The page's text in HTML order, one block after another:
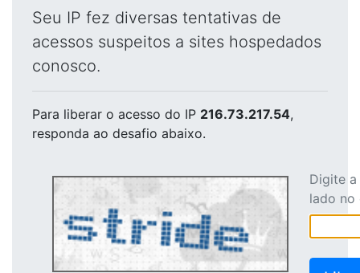
Seu IP fez diversas tentativas de
acessos suspeitos a sites hospedados
conosco.
Para liberar o acesso do IP 216.73.217.54,
responda ao desafio abaixo.
Digite
lado no